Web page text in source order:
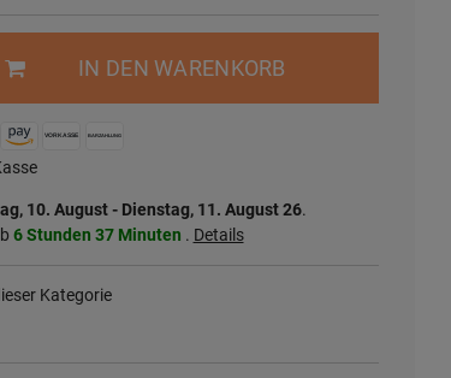
IN DEN WARENKORB
10. August - Dienstag, 11. August 26.
6 Stunden 37 Minuten . Details
Kategorie